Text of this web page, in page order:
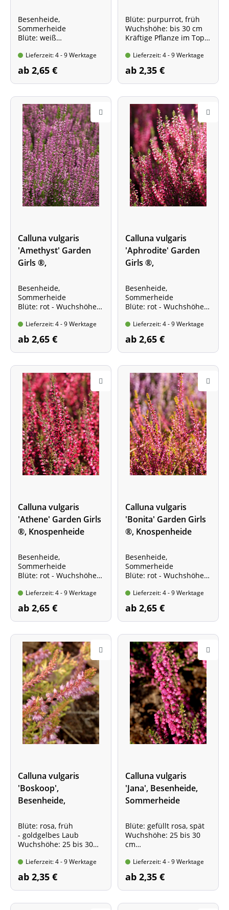
Besenheide,
Sommerheide
Blüte: weiß
Kräftige Pflanze im Topf,
10 - 15 cm
Lieferzeit: 4 - 9 Werktage
ab 2,65 €
Blüte: purpurrot, früh
Wuchshöhe: bis 30 cm
Kräftige Pflanze im Topf,
Lieferzeit: 4 - 9 Werktage
ab 2,35 €
Calluna vulgaris
'Amethyst' Garden
Girls ®,
Besenheide,
Sommerheide
Blüte: rot - Wuchshöhe:
Kräftige Pflanze im Topf,
10 - 15 cm
Lieferzeit: 4 - 9 Werktage
ab 2,65 €
Calluna vulgaris
'Aphrodite' Garden
Girls ®,
Besenheide,
Sommerheide
Blüte: rot - Wuchshöhe:
Kräftige Pflanze im Topf,
10 - 15 cm
Lieferzeit: 4 - 9 Werktage
ab 2,65 €
Calluna vulgaris
'Athene' Garden Girls
®, Knospenheide
Besenheide,
Sommerheide
Blüte: rot - Wuchshöhe:
Kräftige Pflanze im Topf,
10 - 15 cm
Lieferzeit: 4 - 9 Werktage
ab 2,65 €
Calluna vulgaris
'Bonita' Garden Girls
®, Knospenheide
Besenheide,
Sommerheide
Blüte: rot - Wuchshöhe:
kräftige Pflanze im Topf,
10 - 15 cm
Sorte mit orange-gelbem
Laub
Lieferzeit: 4 - 9 Werktage
ab 2,65 €
Calluna vulgaris
'Boskoop',
Besenheide,
Blüte: rosa, früh
- goldgelbes Laub
Wuchshöhe: 25 bis 30
Kräftige Pflanze im Topf,
10-15 cm
Lieferzeit: 4 - 9 Werktage
ab 2,35 €
Calluna vulgaris
'Jana', Besenheide,
Sommerheide
Blüte: gefüllt rosa, spät
Wuchshöhe: 25 bis 30
cm
10-15 cm
Lieferzeit: 4 - 9 Werktage
ab 2,35 €